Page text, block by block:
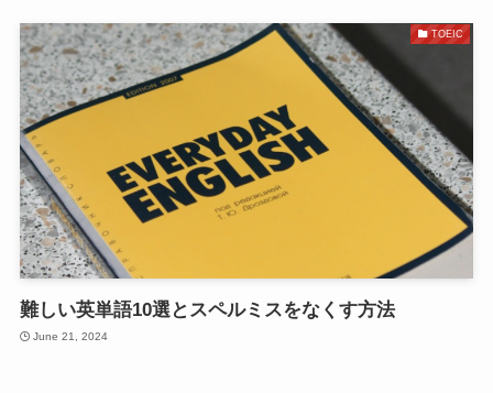
TOEIC
難しい英単語10選とスペルミスをなくす方法
June 21, 2024